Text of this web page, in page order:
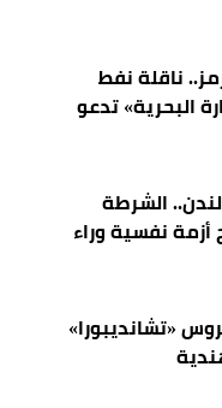
ناقلة نفط
البحرية» تدعو
لندن.. الشرطة
نفسية وراء
فايروس «تشانديبورا»